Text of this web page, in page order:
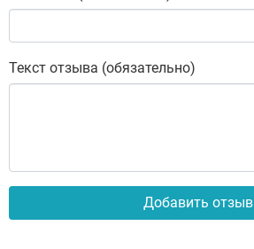
Текст отзыва (обязательно)
Добавить отзыв